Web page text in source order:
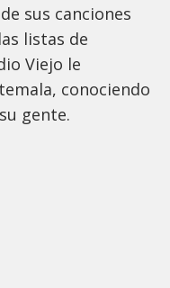
sus canciones
listas de
Viejo le
conociendo
gente.